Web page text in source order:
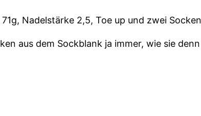
Nadelstärke 2,5, Toe up und zwei
aus dem Sockblank ja immer, wie sie